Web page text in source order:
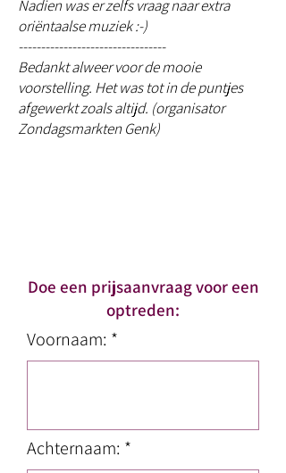
Nadien was er zelfs vraag naar extra
oriëntaalse muziek :-)
---------------------------------
Bedankt alweer voor de mooie
voorstelling. Het was tot in de puntjes
afgewerkt zoals altijd. (organisator
Zondagsmarkten Genk)
Doe een prijsaanvraag voor een
optreden:
Voornaam: *
Achternaam: *